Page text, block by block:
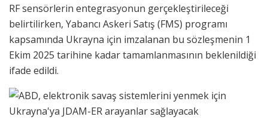
RF sensörlerin entegrasyonun gerçekleştirileceği
belirtilirken, Yabancı Askeri Satış (FMS) programı
kapsamında Ukrayna için imzalanan bu sözleşmenin 1
Ekim 2025 tarihine kadar tamamlanmasının beklenildiği
ifade edildi.